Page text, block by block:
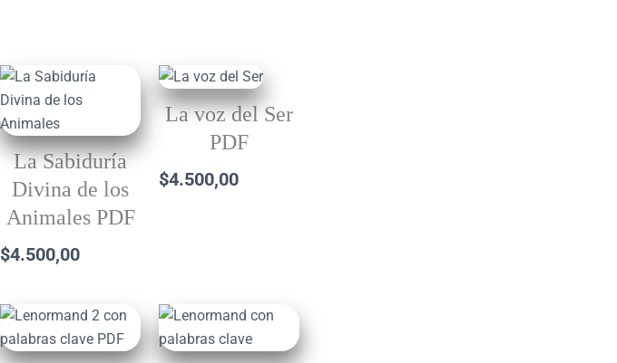
La Sabiduría
Divina de los
Animales PDF
$4.500,00
La voz del Ser
PDF
$4.500,00